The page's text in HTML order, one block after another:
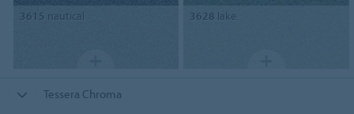
3615 nautical 3628 lake
Tessera Chroma